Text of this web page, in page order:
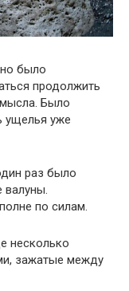
было
продолжить
Было
ущелья уже
раз было
валуны.
по силам.
несколько
зажатые между